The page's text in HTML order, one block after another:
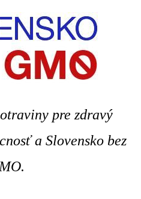
pre zdravý
a Slovensko bez